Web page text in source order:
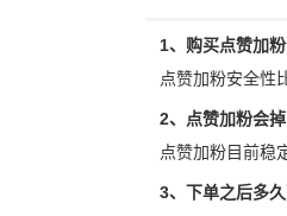
1、购买点赞加粉
点赞加粉安全性
2、点赞加粉会
点赞加粉目前稳
3、下单之后多久